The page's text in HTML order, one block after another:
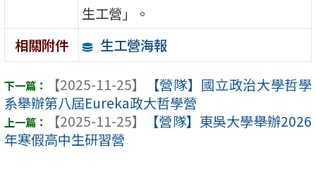
生工營」。
相關附件
生工營海報
【2025-11-25】
【營隊】國立政治大學哲學
系舉辦第八屆Eureka政大哲學營
【2025-11-25】
【營隊】東吳大學舉辦2026
年寒假高中生研習營